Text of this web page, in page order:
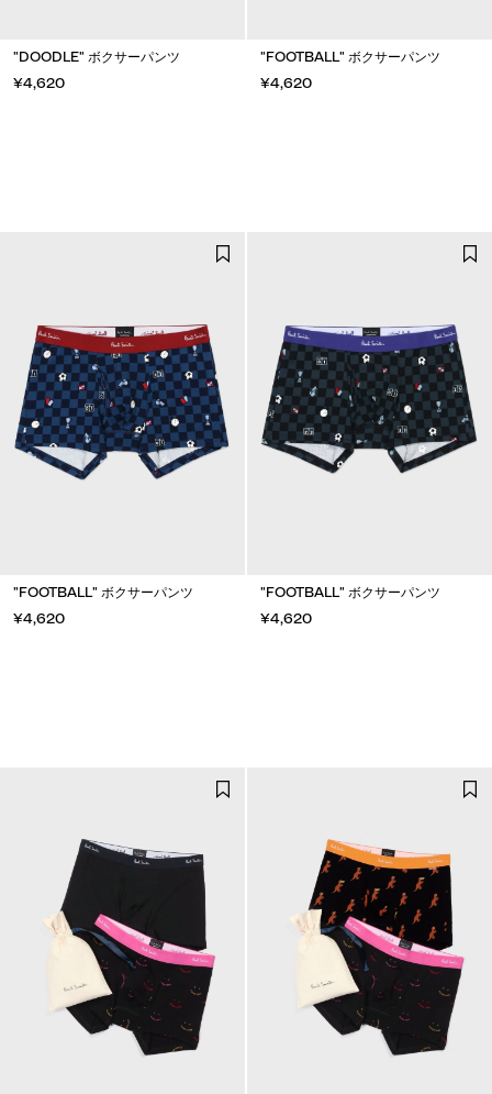
"DOODLE" ボクサーパンツ
¥4,620
"FOOTBALL" ボクサーパンツ
¥4,620
"FOOTBALL" ボクサーパンツ
¥4,620
"FOOTBALL" ボクサーパンツ
¥4,620